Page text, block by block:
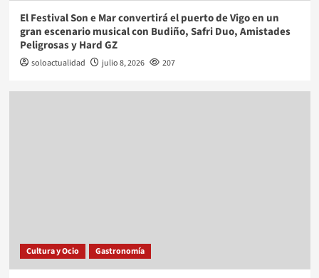
El Festival Son e Mar convertirá el puerto de Vigo en un
gran escenario musical con Budiño, Safri Duo, Amistades
Peligrosas y Hard GZ
soloactualidad julio 8, 2026 207
Cultura y Ocio Gastronomía